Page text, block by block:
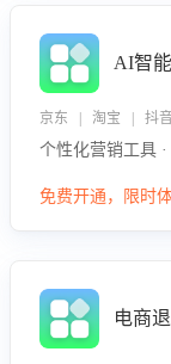
AI智
京东 | 淘宝 | 抖
个性化营销工具
免费开通，限时
电商